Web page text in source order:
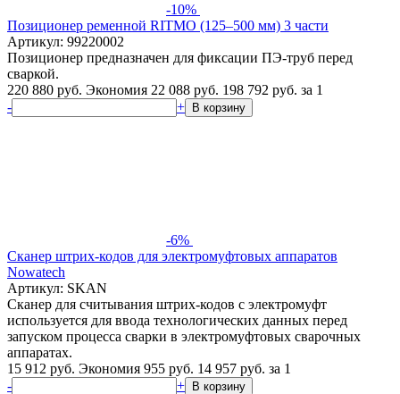
-10%
Позиционер ременной RITMO (125–500 мм) 3 части
Артикул: 99220002
Позиционер предназначен для фиксации ПЭ-труб перед
сваркой.
220 880 руб. Экономия 22 088 руб. 198 792 руб. за 1
-
+ В корзину
-6%
Сканер штрих-кодов для электромуфтовых аппаратов
Nowatech
Артикул: SKAN
Сканер для считывания штрих-кодов с электромуфт
используется для ввода технологических данных перед
запуском процесса сварки в электромуфтовых сварочных
аппаратах.
15 912 руб. Экономия 955 руб. 14 957 руб. за 1
-
+ В корзину